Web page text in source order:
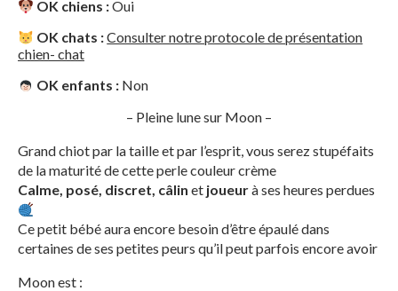
OK chiens :Oui
OK chats :Consulter notre protocole de présentation
chien- chat
OK enfants : Non
– Pleine lune sur Moon –
Grand chiot par la taille et par l’esprit, vous serez stupéfaits
de la maturité de cette perle couleur crème
Calme, posé, discret, câlin et joueurà ses heures perdues
Ce petit bébé aura encore besoin d’être épaulé dans
certaines de ses petites peurs qu’il peut parfois encore avoir
Moon est :